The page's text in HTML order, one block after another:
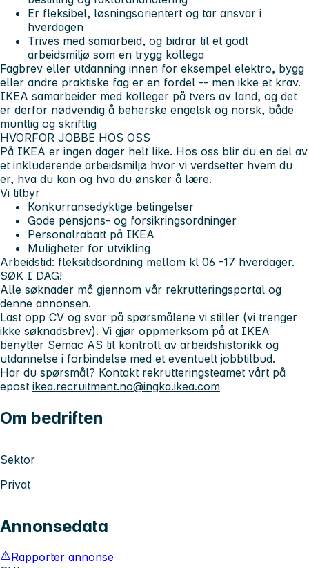
Er fleksibel, løsningsorientert og tar ansvar i
hverdagen
Trives med samarbeid, og bidrar til et godt
arbeidsmiljø som en trygg kollega
Fagbrev eller utdanning innen for eksempel elektro, bygg
eller andre praktiske fag er en fordel -- men ikke et krav.
IKEA samarbeider med kolleger på tvers av land, og det
er derfor nødvendig å beherske engelsk og norsk, både
muntlig og skriftlig
HVORFOR JOBBE HOS OSS
På IKEA er ingen dager helt like. Hos oss blir du en del av
et inkluderende arbeidsmiljø hvor vi verdsetter hvem du
er, hva du kan og hva du ønsker å lære.
Vi tilbyr
Konkurransedyktige betingelser
Gode pensjons- og forsikringsordninger
Personalrabatt på IKEA
Muligheter for utvikling
Arbeidstid: fleksitidsordning mellom kl 06 -17 hverdager.
SØK I DAG!
Alle søknader må gjennom vår rekrutteringsportal og
denne annonsen.
Last opp CV og svar på spørsmålene vi stiller (vi trenger
ikke søknadsbrev). Vi gjør oppmerksom på at IKEA
benytter Semac AS til kontroll av arbeidshistorikk og
utdannelse i forbindelse med et eventuelt jobbtilbud.
Har du spørsmål? Kontakt rekrutteringsteamet vårt på
epost ikea.recruitment.no@ingka.ikea.com
Om bedriften
Sektor
Privat
Annonsedata
Rapporter annonse